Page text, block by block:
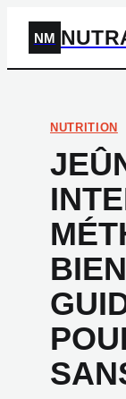
NM
NUTRITION